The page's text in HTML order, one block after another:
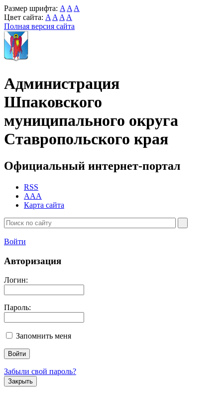
Размер шрифта: A A A
Цвет сайта: A A A A
Полная версия сайта
Администрация
Шпаковского
муниципального округа
Ставропольского края
Официальный интернет-портал
RSS
AAA
Карта сайта
Войти
Авторизация
Логин:
Пароль:
Запомнить меня
Забыли свой пароль?
Закрыть